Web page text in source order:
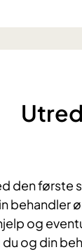
den første
behandler
og
og din